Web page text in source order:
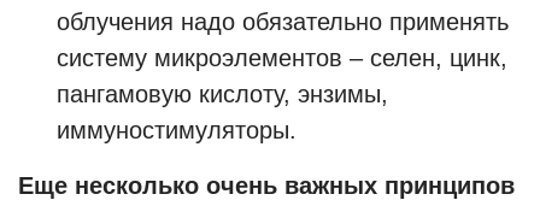
облучения надо обязательно применять
систему микроэлементов – селен, цинк,
пангамовую кислоту, энзимы,
иммуностимуляторы.
Еще несколько очень важных принципов